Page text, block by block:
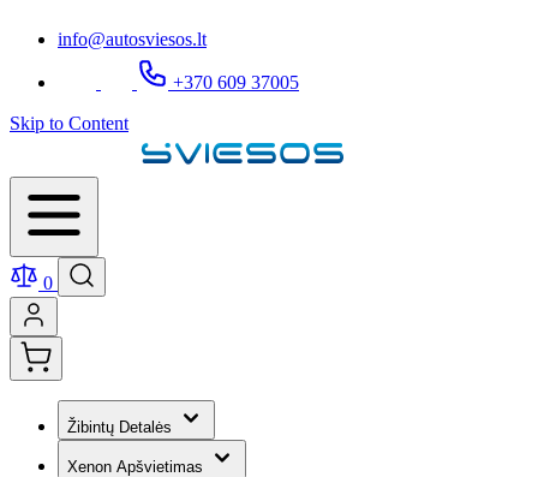
info@autosviesos.lt
+370 609 37005
Skip to Content
0
Žibintų Detalės
Xenon Apšvietimas